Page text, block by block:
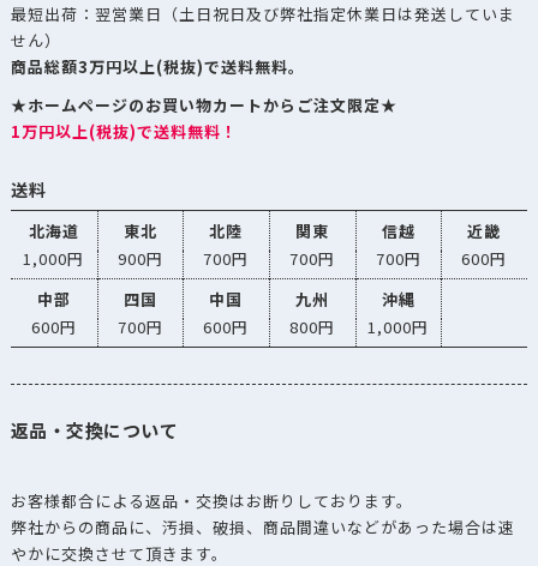
最短出荷：翌営業日（土日祝日及び弊社指定休業日は発送していま
せん）
商品総額3万円以上(税抜)で送料無料。
★ホームページのお買い物カートからご注文限定★
1万円以上(税抜)で送料無料！
送料
北海道 東北 北陸 関東 信越
近畿
1,000円
900円 700円 700円 700円
600円
中部
四国 中国 九州
沖縄
600円
700円 600円 800円 1,000円
返品・交換について
お客様都合による返品・交換はお断りしております。
弊社からの商品に、汚損、破損、商品間違いなどがあった場合は速
やかに交換させて頂きます。